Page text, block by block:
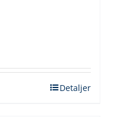
Detaljer